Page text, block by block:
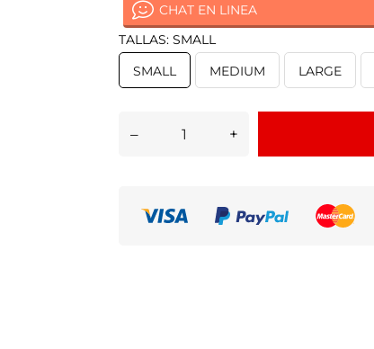
CHAT EN LINEA
TALLAS: SMALL
SMALL
MEDIUM LARGE
– +